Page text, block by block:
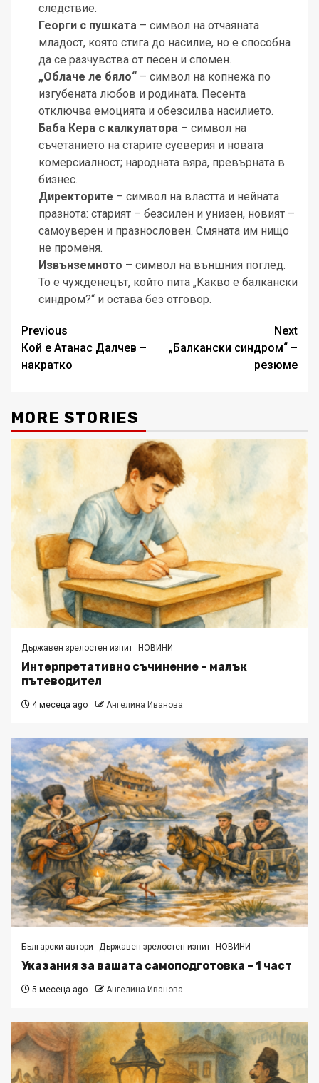
следствие.
Георги с пушката – символ на отчаяната
младост, която стига до насилие, но е способна
да се разчувства от песен и спомен.
„Облаче ле бяло“ – символ на копнежа по
изгубената любов и родината. Песента
отключва емоцията и обезсилва насилието.
Баба Кера с калкулатора – символ на
съчетанието на старите суеверия и новата
комерсиалност; народната вяра, превърната в
бизнес.
Директорите – символ на властта и нейната
празнота: старият – безсилен и унизен, новият –
самоуверен и празнословен. Смяната им нищо
не променя.
Извънземното – символ на външния поглед.
То е чужденецът, който пита „Какво е балкански
синдром?“ и остава без отговор.
Post
navigation
Previous
Кой е Атанас Далчев –
накратко
Next
„Балкански синдром“ –
резюме
MORE STORIES
Държавен зрелостен изпит НОВИНИ
Интерпретативно съчинение – малък
пътеводител
4 месеца ago Ангелина Иванова
Български автори Държавен зрелостен изпит НОВИНИ
Указания за вашата самоподготовка – 1 част
5 месеца ago Ангелина Иванова